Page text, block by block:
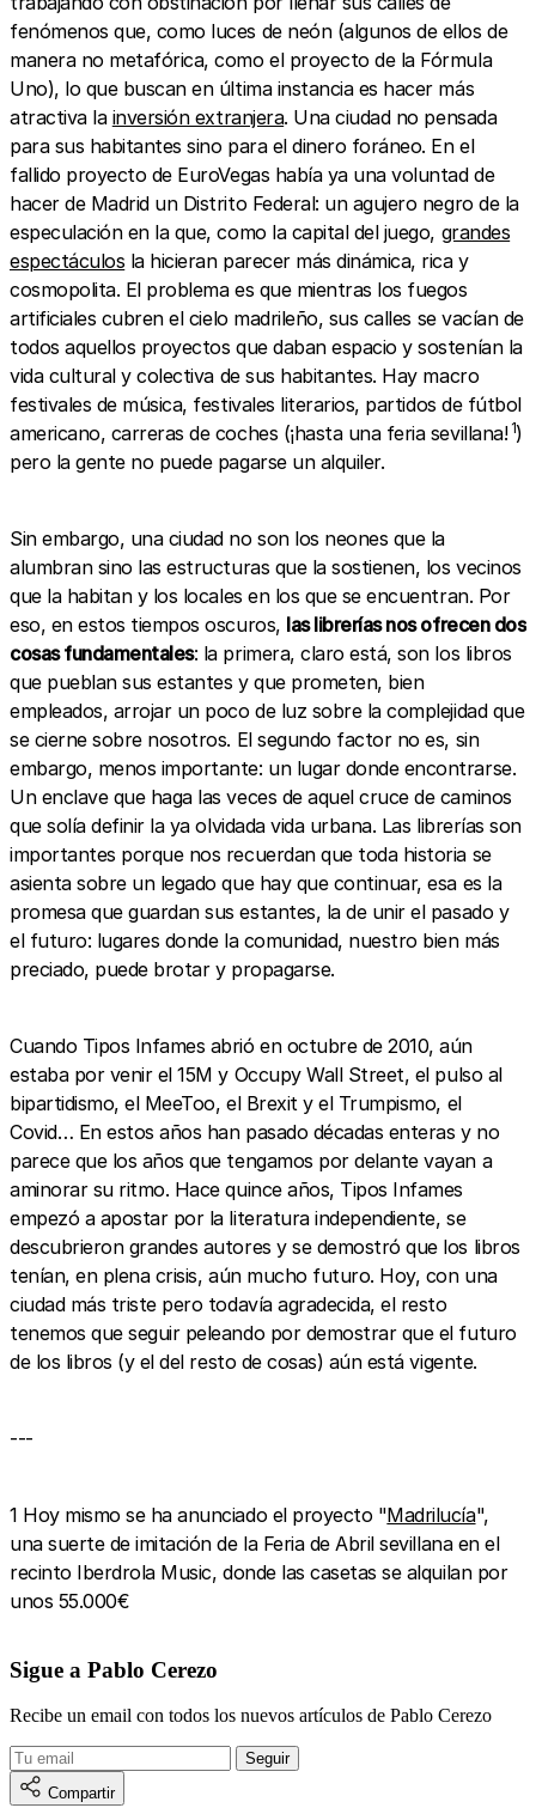
fenómenos que, como luces de neón (algunos de ellos de
manera no metafórica, como el proyecto de la Fórmula
Uno), lo que buscan en última instancia es hacer más
atractiva la inversión extranjera. Una ciudad no pensada
para sus habitantes sino para el dinero foráneo. En el
fallido proyecto de EuroVegas había ya una voluntad de
hacer de Madrid un Distrito Federal: un agujero negro de la
especulación en la que, como la capital del juego, grandes
espectáculos la hicieran parecer más dinámica, rica y
cosmopolita. El problema es que mientras los fuegos
artificiales cubren el cielo madrileño, sus calles se vacían de
todos aquellos proyectos que daban espacio y sostenían la
vida cultural y colectiva de sus habitantes. Hay macro
festivales de música, festivales literarios, partidos de fútbol
americano, carreras de coches (¡hasta una feria sevillana! 1)
pero la gente no puede pagarse un alquiler.
Sin embargo, una ciudad no son los neones que la
alumbran sino las estructuras que la sostienen, los vecinos
que la habitan y los locales en los que se encuentran. Por
eso, en estos tiempos oscuros, las librerías nos ofrecen dos
cosas fundamentales: la primera, claro está, son los libros
que pueblan sus estantes y que prometen, bien
empleados, arrojar un poco de luz sobre la complejidad que
se cierne sobre nosotros. El segundo factor no es, sin
embargo, menos importante: un lugar donde encontrarse.
Un enclave que haga las veces de aquel cruce de caminos
que solía definir la ya olvidada vida urbana. Las librerías son
importantes porque nos recuerdan que toda historia se
asienta sobre un legado que hay que continuar, esa es la
promesa que guardan sus estantes, la de unir el pasado y
el futuro: lugares donde la comunidad, nuestro bien más
preciado, puede brotar y propagarse.
Cuando Tipos Infames abrió en octubre de 2010, aún
estaba por venir el 15M y Occupy Wall Street, el pulso al
bipartidismo, el MeeToo, el Brexit y el Trumpismo, el
Covid… En estos años han pasado décadas enteras y no
parece que los años que tengamos por delante vayan a
aminorar su ritmo. Hace quince años, Tipos Infames
empezó a apostar por la literatura independiente, se
descubrieron grandes autores y se demostró que los libros
tenían, en plena crisis, aún mucho futuro. Hoy, con una
ciudad más triste pero todavía agradecida, el resto
tenemos que seguir peleando por demostrar que el futuro
de los libros (y el del resto de cosas) aún está vigente.
---
1 Hoy mismo se ha anunciado el proyecto "Madrilucía",
una suerte de imitación de la Feria de Abril sevillana en el
recinto Iberdrola Music, donde las casetas se alquilan por
unos 55.000€
Sigue a Pablo Cerezo
Recibe un email con todos los nuevos artículos de Pablo Cerezo
Compartir